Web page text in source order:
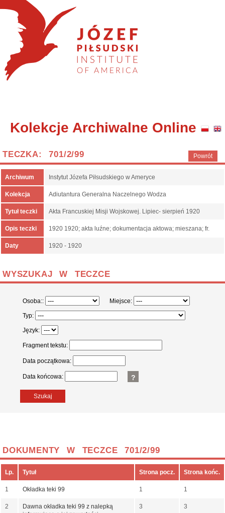
Kolekcje Archiwalne Online
Powrót
TECZKA: 701/2/99
Archiwum Instytut Józefa Piłsudskiego w Ameryce
Kolekcja Adiutantura Generalna Naczelnego Wodza
Tytuł teczki Akta Francuskiej Misji Wojskowej. Lipiec- sierpień 1920
Opis teczki 1920 1920; akta luźne; dokumentacja aktowa; mieszana; fr.
Daty 1920 - 1920
WYSZUKAJ W TECZCE
Osoba:: Miejsce:
Typ:
Język:
Fragment tekstu:
Data początkowa:
Data końcowa: ?
Szukaj
DOKUMENTY W TECZCE 701/2/99
Lp. Tytuł Strona pocz. Strona końc.
1 Okładka teki 99 1 1
2
Dawna okładka teki 99 z nalepką
3 3